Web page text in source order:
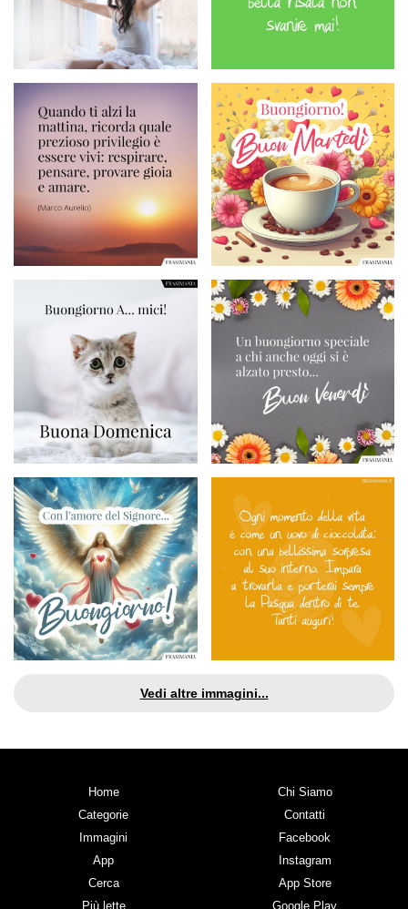
Vedi altre immagini...
Home
Categorie
Immagini
App
Cerca
Più lette
Chi Siamo
Contatti
Facebook
Instagram
App Store
Google Play